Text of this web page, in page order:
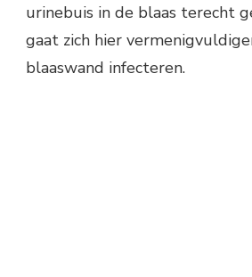
urinebuis in de blaas terecht
gaat zich hier
blaaswand infecteren.